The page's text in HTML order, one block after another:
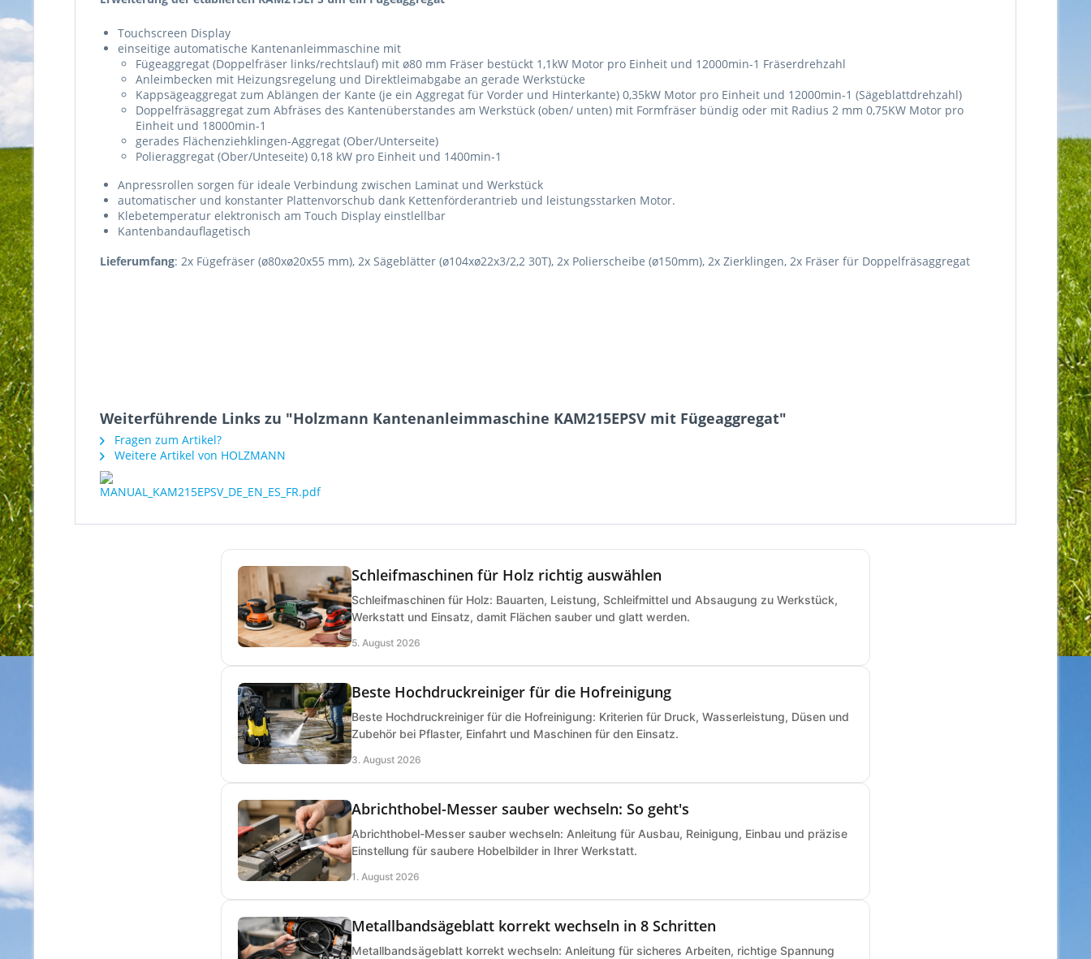
Touchscreen Display
einseitige automatische Kantenanleimmaschine mit
Fügeaggregat (Doppelfräser links/rechtslauf) mit ø80 mm Fräser bestückt 1,1kW Motor pro Einheit und 12000min-1 Fräserdrehzahl
Anleimbecken mit Heizungsregelung und Direktleimabgabe an gerade Werkstücke
Kappsägeaggregat zum Ablängen der Kante (je ein Aggregat für Vorder und Hinterkante) 0,35kW Motor pro Einheit und 12000min-1 (Sägeblattdrehzahl)
Doppelfräsaggregat zum Abfräses des Kantenüberstandes am Werkstück (oben/ unten) mit Formfräser bündig oder mit Radius 2 mm 0,75KW Motor pro
Einheit und 18000min-1
gerades Flächenziehklingen-Aggregat (Ober/Unterseite)
Polieraggregat (Ober/Unteseite) 0,18 kW pro Einheit und 1400min-1
Anpressrollen sorgen für ideale Verbindung zwischen Laminat und Werkstück
automatischer und konstanter Plattenvorschub dank Kettenförderantrieb und leistungsstarken Motor.
Klebetemperatur elektronisch am Touch Display einstlellbar
Kantenbandauflagetisch
Lieferumfang: 2x Fügefräser (ø80xø20x55 mm), 2x Sägeblätter (ø104xø22x3/2,2 30T), 2x Polierscheibe (ø150mm), 2x Zierklingen, 2x Fräser für Doppelfräsaggregat
Weiterführende Links zu "Holzmann Kantenanleimmaschine KAM215EPSV mit Fügeaggregat"
Fragen zum Artikel?
Weitere Artikel von HOLZMANN
Schleifmaschinen für Holz richtig auswählen
Schleifmaschinen für Holz: Bauarten, Leistung, Schleifmittel und Absaugung zu Werkstück,
Werkstatt und Einsatz, damit Flächen sauber und glatt werden.
5. August 2026
Beste Hochdruckreiniger für die Hofreinigung
Beste Hochdruckreiniger für die Hofreinigung: Kriterien für Druck, Wasserleistung, Düsen und
Zubehör bei Pflaster, Einfahrt und Maschinen für den Einsatz.
3. August 2026
Abrichthobel-Messer sauber wechseln: So geht's
Abrichthobel-Messer sauber wechseln: Anleitung für Ausbau, Reinigung, Einbau und präzise
Einstellung für saubere Hobelbilder in Ihrer Werkstatt.
1. August 2026
Metallbandsägeblatt korrekt wechseln in 8 Schritten
Metallbandsägeblatt korrekt wechseln: Anleitung für sicheres Arbeiten, richtige Spannung